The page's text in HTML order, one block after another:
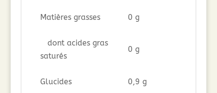
Matières grasses 0 g
dont acides gras
saturés
0 g
Glucides 0,9 g